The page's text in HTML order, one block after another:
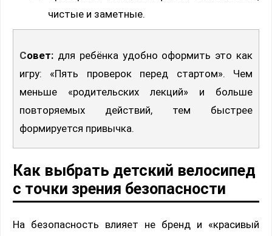
чистые и заметные.
Совет: для ребёнка удобно оформить это как
игру: «Пять проверок перед стартом». Чем
меньше «родительских лекций» и больше
повторяемых действий, тем быстрее
формируется привычка.
Как выбрать детский велосипед
с точки зрения безопасности
На безопасность влияет не бренд и «красивый